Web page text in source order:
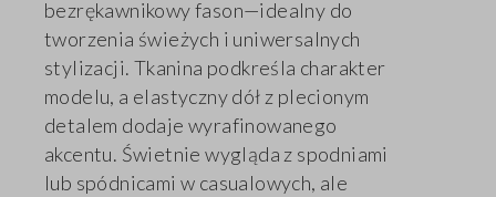
bezrękawnikowy fason—idealny do
tworzenia świeżych i uniwersalnych
stylizacji. Tkanina podkreśla charakter
modelu, a elastyczny dół z plecionym
detalem dodaje wyrafinowanego
akcentu. Świetnie wygląda z spodniami
lub spódnicami w casualowych, ale